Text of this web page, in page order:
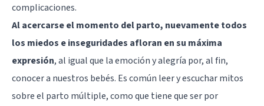
complicaciones.
Al acercarse el momento del parto, nuevamente todos
los miedos e inseguridades afloran en su máxima
expresión, al igual que la emoción y alegría por, al fin,
conocer a nuestros bebés. Es común leer y escuchar mitos
sobre el parto múltiple, como que tiene que ser por